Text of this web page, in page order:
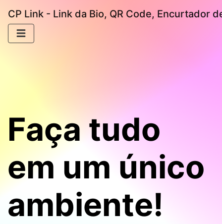
CP Link - Link da Bio, QR Code, Encurtador
Faça tudo
em um único
ambiente!